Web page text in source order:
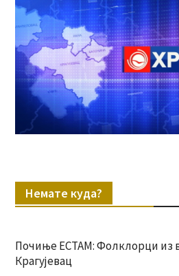
Немате куда?
Почиње ЕСТАМ: Фолклорци из
Крагујевац